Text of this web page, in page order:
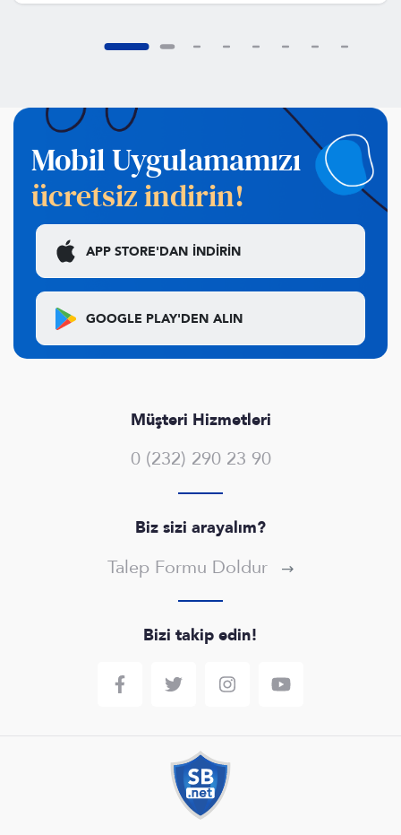
Mobil Uygulamamızı
ücretsiz indirin!
APP STORE'DAN İNDİRİN
GOOGLE PLAY'DEN ALIN
Müşteri Hizmetleri
0 (232) 290 23 90
Biz sizi arayalım?
Talep Formu Doldur
Bizi takip edin!